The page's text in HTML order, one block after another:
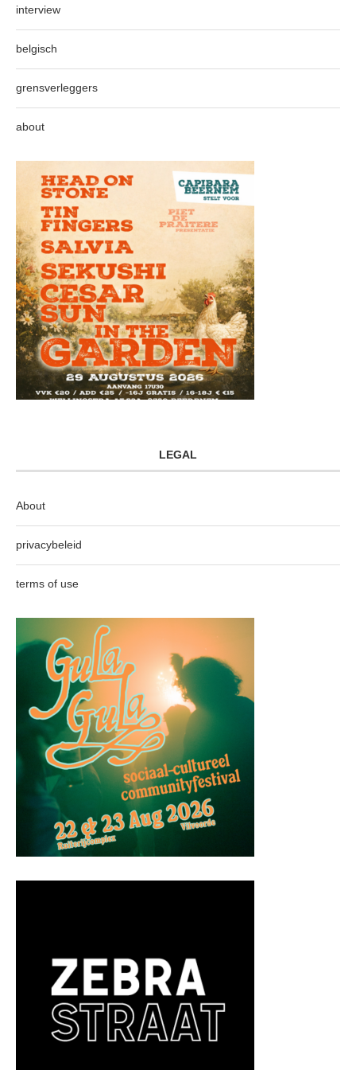
interview
belgisch
grensverleggers
about
LEGAL
About
privacybeleid
terms of use